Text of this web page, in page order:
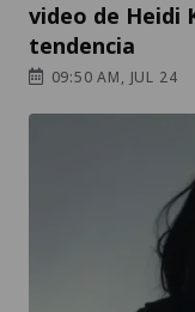
video de Heidi
tendencia
09:50 AM, JUL 24